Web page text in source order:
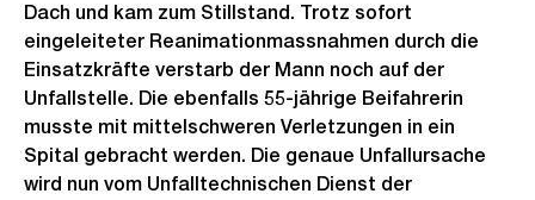
Dach und kam zum Stillstand. Trotz sofort
eingeleiteter Reanimationmassnahmen durch die
Einsatzkräfte verstarb der Mann noch auf der
Unfallstelle. Die ebenfalls 55-jährige Beifahrerin
musste mit mittelschweren Verletzungen in ein
Spital gebracht werden. Die genaue Unfallursache
wird nun vom Unfalltechnischen Dienst der